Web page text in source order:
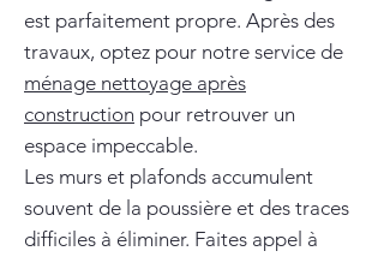
est parfaitement propre. Après des
travaux, optez pour notre service de
ménage nettoyage après
construction pour retrouver un
espace impeccable.
Les murs et plafonds accumulent
souvent de la poussière et des traces
difficiles à éliminer. Faites appel à